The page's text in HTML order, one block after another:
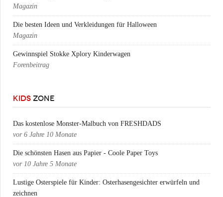
Magazin
Die besten Ideen und Verkleidungen für Halloween
Magazin
Gewinnspiel Stokke Xplory Kinderwagen
Forenbeitrag
KIDS ZONE
Das kostenlose Monster-Malbuch von FRESHDADS
vor 6 Jahre 10 Monate
Die schönsten Hasen aus Papier - Coole Paper Toys
vor 10 Jahre 5 Monate
Lustige Osterspiele für Kinder: Osterhasengesichter erwürfeln und
zeichnen